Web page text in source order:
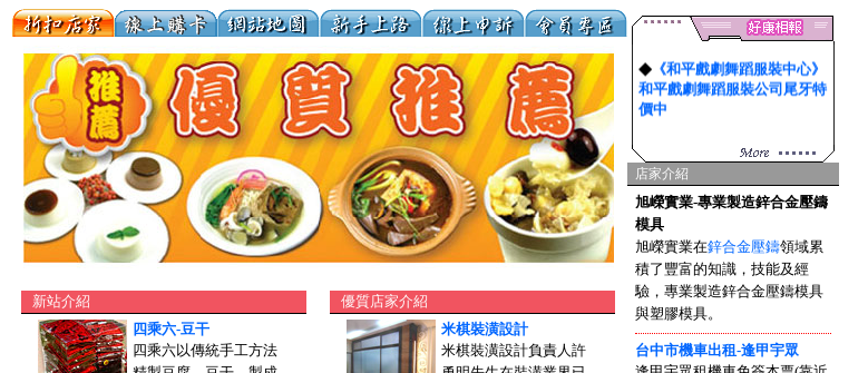
◆ 《和平戲劇舞蹈服裝中心》
和平戲劇舞蹈服裝公司尾牙特
價中
店家介紹
旭嶸實業-專業製造鋅合金壓鑄
模具
旭嶸實業在鋅合金壓鑄領域累
積了豐富的知識，技能及經
驗，專業製造鋅合金壓鑄模具
與塑膠模具。
台中市機車出租-逢甲宇眾
新站介紹
四乘六-豆干
四乘六以傳統手工方法
優質店家介紹
米棋裝潢設計
米棋裝潢設計負責人許